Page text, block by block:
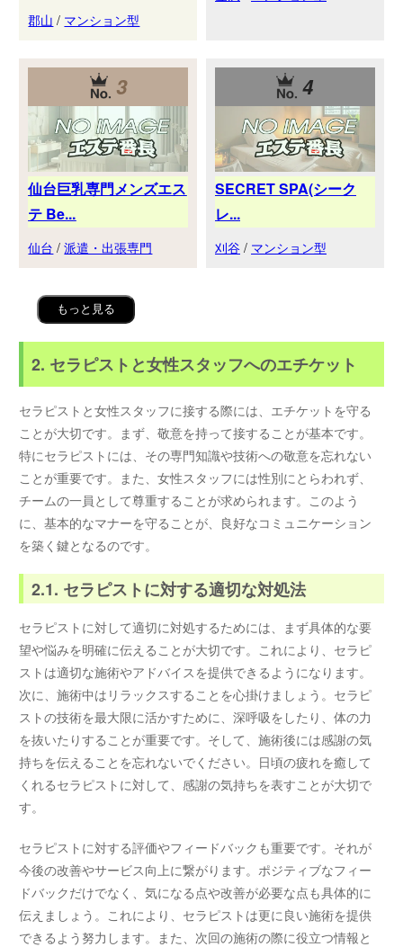
郡山 / マンション型
3
仙台巨乳専門メンズエス
テ Be...
仙台 /派遣・出張専門
4
SECRET SPA(シーク
レ...
刈谷 / マンション型
もっと見る
2. セラピストと女性スタッフへのエチケット
セラピストと女性スタッフに接する際には、エチケットを守る
ことが大切です。まず、敬意を持って接することが基本です。
特にセラピストには、その専門知識や技術への敬意を忘れない
ことが重要です。また、女性スタッフには性別にとらわれず、
チームの一員として尊重することが求められます。このよう
に、基本的なマナーを守ることが、良好なコミュニケーション
を築く鍵となるのです。
2.1. セラピストに対する適切な対処法
セラピストに対して適切に対処するためには、まず具体的な要
望や悩みを明確に伝えることが大切です。これにより、セラピ
ストは適切な施術やアドバイスを提供できるようになります。
次に、施術中はリラックスすることを心掛けましょう。セラピ
ストの技術を最大限に活かすために、深呼吸をしたり、体の力
を抜いたりすることが重要です。そして、施術後には感謝の気
持ちを伝えることを忘れないでください。日頃の疲れを癒して
くれるセラピストに対して、感謝の気持ちを表すことが大切で
す。
セラピストに対する評価やフィードバックも重要です。それが
今後の改善やサービス向上に繋がります。ポジティブなフィー
ドバックだけでなく、気になる点や改善が必要な点も具体的に
伝えましょう。これにより、セラピストは更に良い施術を提供
できるよう努力します。また、次回の施術の際に役立つ情報と